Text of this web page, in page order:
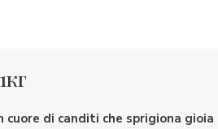
cuore di canditi che sprigiona